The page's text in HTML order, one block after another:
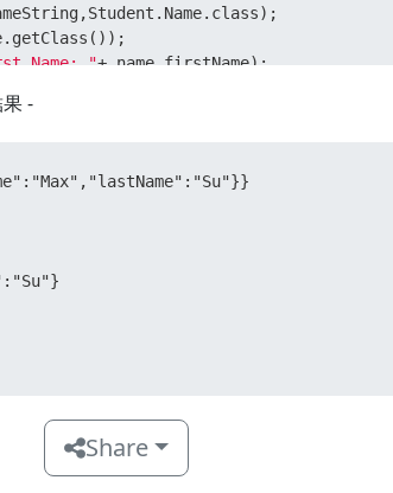
Name: "+ name.firstName);
-
Share